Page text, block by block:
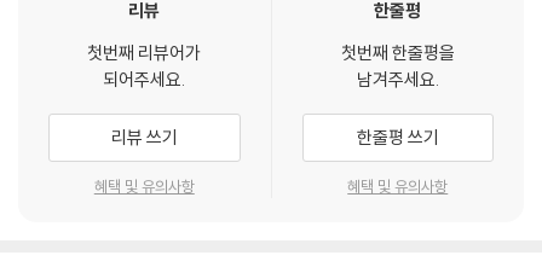
리뷰
첫번째 리뷰어가
되어주세요.
리뷰 쓰기
혜택 및 유의사항
한줄평
첫번째 한줄평을
남겨주세요.
한줄평 쓰기
혜택 및 유의사항